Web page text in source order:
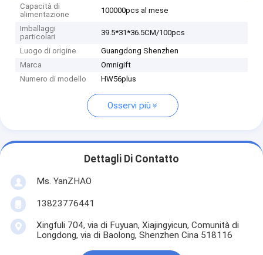
Capacità di
alimentazione
100000pcs al mese
Imballaggi
particolari
39.5*31*36.5CM/100pcs
Luogo di origine
Guangdong Shenzhen
Marca
Omnigift
Numero di modello
HW56plus
Osservi più
Dettagli Di Contatto
Ms. YanZHAO
13823776441
Xingfuli 704, via di Fuyuan, Xiajingyicun, Comunità di
Longdong, via di Baolong, Shenzhen Cina 518116